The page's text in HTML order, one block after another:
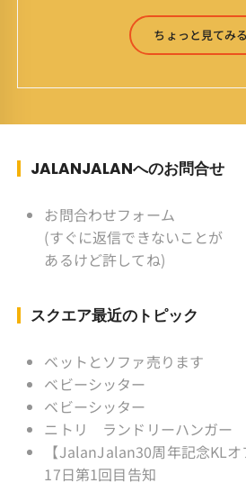
森 淳（Jun Yamamori） 生
7月4日(61才) 生まれ ：
スポーツ ：水泳(浜名湾流古
ク ソフト
監督 BKKソフトボ
こぼん 」監督 マレーシア歴：
目 タイ歴 ：2001年
ちょっと見てみる
JALANJALANへのお問合せ
お問合わせフォーム
(すぐに返信できないことが
あるけど許してね)
スクエア最近のトピック
ベットとソファ売ります
ベビーシッター
ベビーシッター
ニトリ ランドリーハンガー
【JalanJalan30周年記念KL
17日第1回目告知